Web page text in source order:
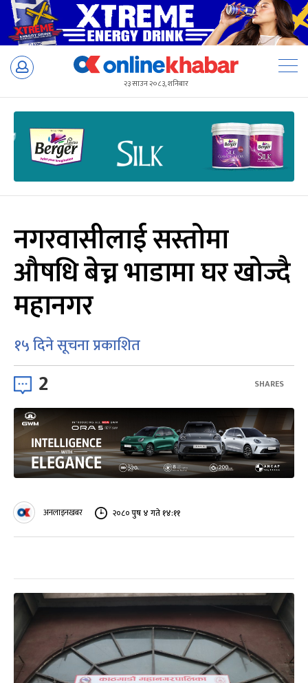
Skip
२३ साउन २०८३, शनिबार
नगरवासीलाई सस्तोमा
औषधि बेच्न भाडामा घर खोज्दै
महानगर
१५ दिने सूचना प्रकाशित
2 SHARES
अनलाइनखबर २०८० पुष ४ गते १४:११